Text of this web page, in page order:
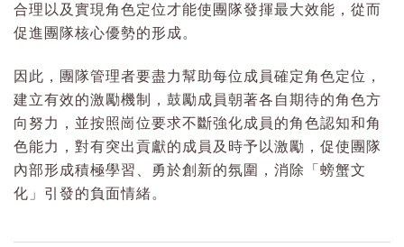
合理以及實現角色定位才能使團隊發揮最大效能，從而
促進團隊核心優勢的形成。
因此，團隊管理者要盡力幫助每位成員確定角色定位，
建立有效的激勵機制，鼓勵成員朝著各自期待的角色方
向努力，並按照崗位要求不斷強化成員的角色認知和角
色能力，對有突出貢獻的成員及時予以激勵，促使團隊
內部形成積極學習、勇於創新的氛圍，消除「螃蟹文
化」引發的負面情緒。